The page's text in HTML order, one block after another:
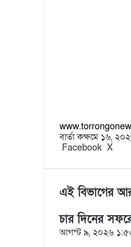
বার্তা কক্ষমে ১৬,
Facebook X
n
e
n
m
l
n
e
r
s
t
d
i
t
t
t
এই বিভাগের
চার দিনের সফরে
আগস্ট ৯, ২০২৬